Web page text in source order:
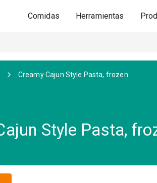
Comidas Herramientas
Creamy Cajun Style Pasta, frozen
Style Pasta,